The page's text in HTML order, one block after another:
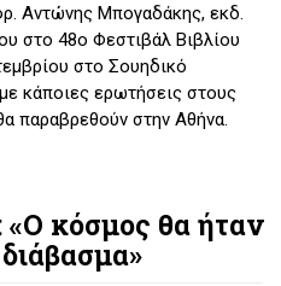
Αντώνης Μπογαδάκης, εκδ.
στο 48ο Φεστιβάλ Βιβλίου
στο Σουηδικό
κάποιες ερωτήσεις στους
παραβρεθούν στην Αθήνα.
κόσμος θα ήταν